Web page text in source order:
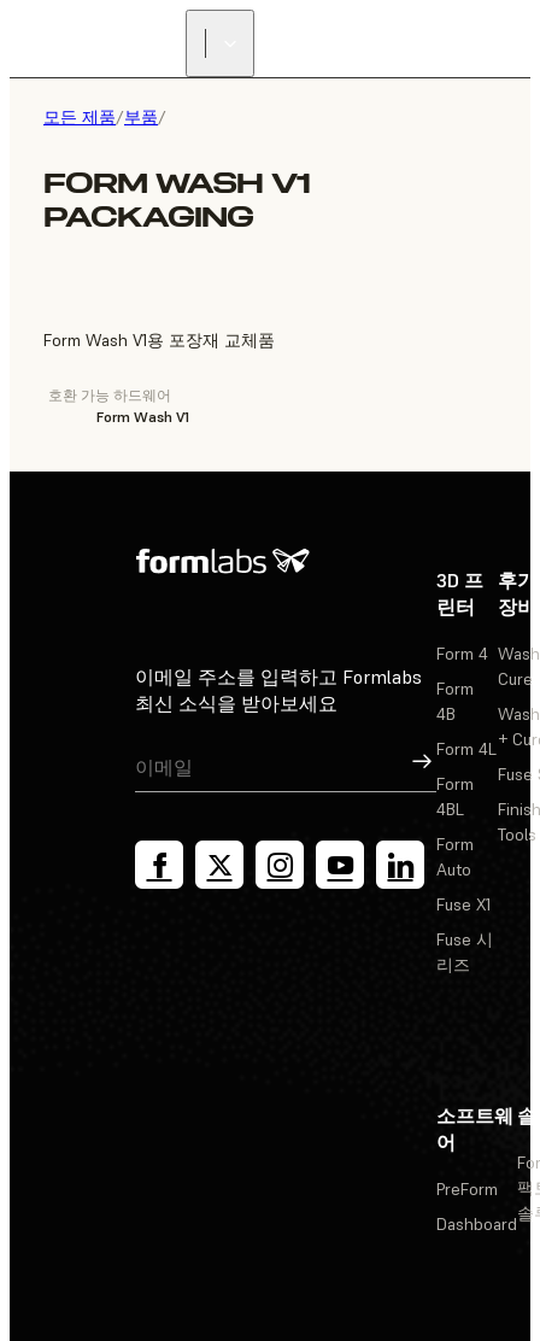
모든 제품/부품/
FORM WASH V1
PACKAGING
Form Wash V1용 포장재 교체품
호환 가능 하드웨어
Form Wash V1
이메일 주소를 입력하고 Formlabs
최신 소식을 받아보세요
가입
3D 프
린터
Form 4
Form
4B
Form 4L
Form
4BL
Form
Auto
Fuse X1
Fuse 시
리즈
후
장비
Cure
+
Fuse
Tools
소프트웨
어
PreForm
Dashboard
팩
솔